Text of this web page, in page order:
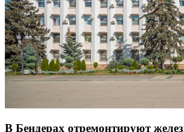
В Бендерах отремонтируют